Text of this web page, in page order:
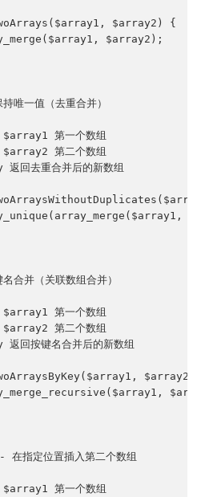
$array2) {
$array2);
唯一值（去重合并）
第一个数组
第二个数组
去重合并后的新数组
合并（关联数组合并）
第一个数组
第二个数组
按键名合并后的新数组
$array2) {
指定位置插入第二个数组
第一个数组